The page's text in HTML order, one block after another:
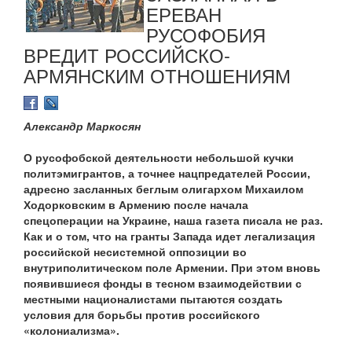
ЕРЕВАН
РУСОФОБИЯ
ВРЕДИТ РОССИЙСКО-
АРМЯНСКИМ ОТНОШЕНИЯМ
Александр Маркосян
О русофобской деятельности небольшой кучки
политэмигрантов, а точнее нацпредателей России,
адресно засланных беглым олигархом Михаилом
Ходорковским в Армению после начала
спецоперации на Украине, наша газета писала не раз.
Как и о том, что на гранты Запада идет легализация
российской несистемной оппозиции во
внутриполитическом поле Армении. При этом вновь
появившиеся фонды в тесном взаимодействии с
местными националистами пытаются создать
условия для борьбы против российского
«колониализма».